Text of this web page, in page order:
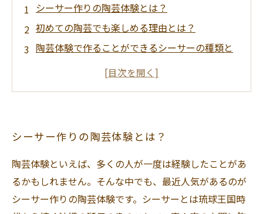
シーサー作りの陶芸体験とは？
初めての陶芸でも楽しめる理由とは？
陶芸体験で作ることができるシーサーの種類と
シーサー作りの陶芸体験とは？
陶芸体験といえば、多くの人が一度は経験したことがあ
るかもしれません。そんな中でも、最近人気があるのが
シーサー作りの陶芸体験です。シーサーとは琉球王国時